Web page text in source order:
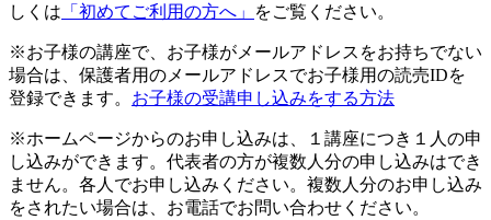
しくは 「初めてご利用の方へ」 をご覧ください。
※お子様の講座で、お子様がメールアドレスをお持ちでない
場合は、保護者用のメールアドレスでお子様用の読売IDを
登録できます。 お子様の受講申し込みをする方法
※ホームページからのお申し込みは、１講座につき１人の申
し込みができます。代表者の方が複数人分の申し込みはでき
ません。各人でお申し込みください。複数人分のお申し込み
をされたい場合は、お電話でお問い合わせください。